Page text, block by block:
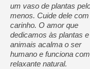
um vaso de plantas
menos. Cuide dele com
carinho. O amor que
dedicamos às plantas e
animais acalma o ser
humano e funciona
relaxante natural.